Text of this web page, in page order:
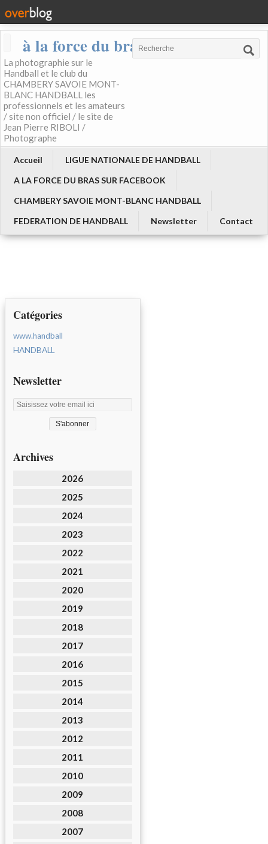
à la force du bras
La photographie sur le
Handball et le club du
CHAMBERY SAVOIE MONT-
BLANC HANDBALL les
professionnels et les amateurs
/ site non officiel / le site de
Jean Pierre RIBOLI /
Photographe
Accueil
LIGUE NATIONALE DE HANDBALL
A LA FORCE DU BRAS SUR FACEBOOK
CHAMBERY SAVOIE MONT-BLANC HANDBALL
FEDERATION DE HANDBALL
Newsletter Contact
Catégories
www.handball
HANDBALL
Newsletter
Archives
2026
2025
2024
2023
2022
2021
2020
2019
2018
2017
2016
2015
2014
2013
2012
2011
2010
2009
2008
2007